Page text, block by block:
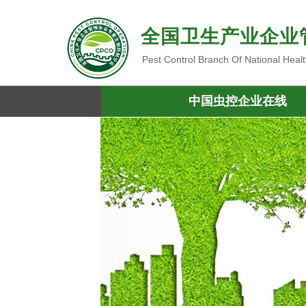
全国卫生产业企
Pest Control Branch Of National
中国虫控企业在线